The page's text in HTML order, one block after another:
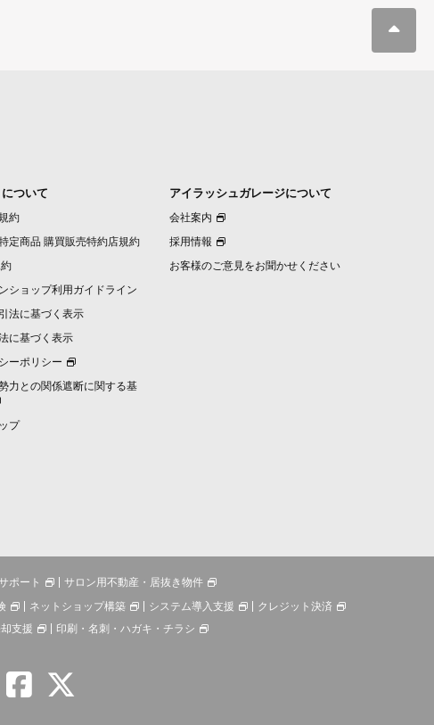
ついて
約
定商品 購買販売特約店規約
ショップ利用ガイドライン
法に基づく表示
に基づく表示
ーポリシー
力との関係遮断に関する基
プ
アイラッシュガレージについて
会社案内
採用情報
お客様のご意見をお聞かせください
ポート
サロン用不動産・居抜き物件
ネットショップ構築 システム導入支援
クレジット決済
支援 印刷・名刺・ハガキ・チラシ